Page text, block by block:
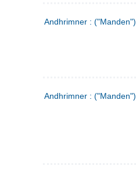
Andhrimner : ("Manden")
Andhrimner : ("Manden")